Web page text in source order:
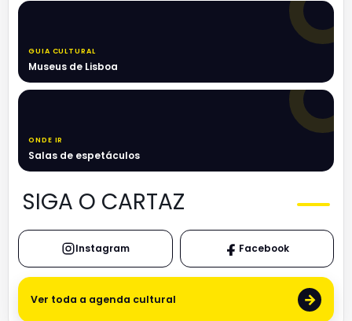
GUIA CULTURAL
Museus de Lisboa
ONDE IR
Salas de espetáculos
SIGA O CARTAZ
Instagram Facebook
Ver toda a agenda cultural →